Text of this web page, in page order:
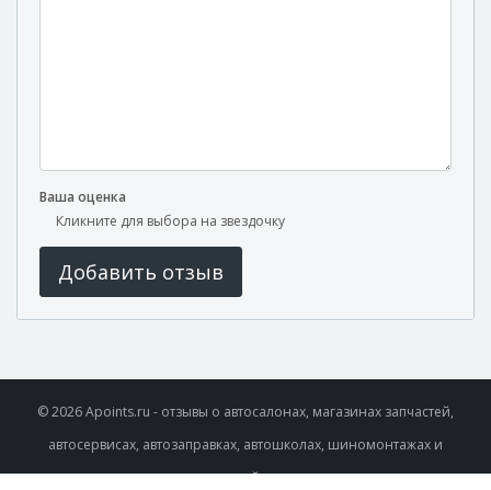
Ваша оценка
Кликните для выбора на звездочку
Добавить отзыв
© 2026 Apoints.ru - отзывы о автосалонах, магазинах запчастей,
автосервисах, автозаправках, автошколах, шиномонтажах и
автомойках .